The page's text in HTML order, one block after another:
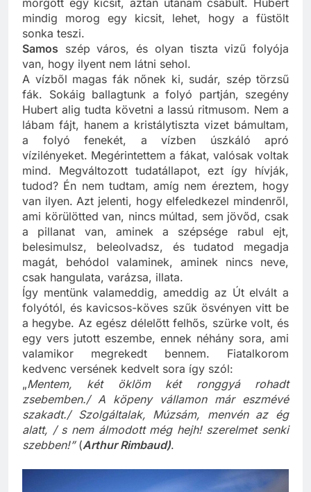
morgott egy kicsit, aztán utánam csábult. Hubert
mindig morog egy kicsit, lehet, hogy a füstölt
sonka teszi.
Samosszép város, és olyan tiszta vizű folyója
van, hogy ilyent nem látni sehol.
A vízből magas fák nőnek ki, sudár, szép törzsű
fák. Sokáig ballagtunk a folyó partján, szegény
Hubert alig tudta követni a lassú ritmusom. Nem a
lábam fájt, hanem a kristálytiszta vizet bámultam,
a folyó fenekét, a vízben úszkáló apró
vízilényeket. Megérintettem a fákat, valósak voltak
mind. Megváltozott tudatállapot, ezt így hívják,
tudod? Én nem tudtam, amíg nem éreztem, hogy
van ilyen. Azt jelenti, hogy elfeledkezel mindenről,
ami körülötted van, nincs múltad, sem jövőd, csak
a pillanat van, aminek a szépsége rabul ejt,
belesimulsz, beleolvadsz, és tudatod megadja
magát, behódol valaminek, aminek nincs neve,
csak hangulata, varázsa, illata.
Így mentünk valameddig, ameddig az Út elvált a
folyótól, és kavicsos-köves szűk ösvényen vitt be
a hegybe. Az egész délelőtt felhős, szürke volt, és
egy vers jutott eszembe, ennek néhány sora, ami
valamikor megrekedt bennem. Fiatalkorom
kedvenc versének kedvelt sora így szól:
„Mentem, két öklöm két ronggyá rohadt
zsebemben./ A köpeny vállamon már eszmévé
szakadt./ Szolgáltalak, Múzsám, menvén az ég
alatt, / s nem álmodott még hejh